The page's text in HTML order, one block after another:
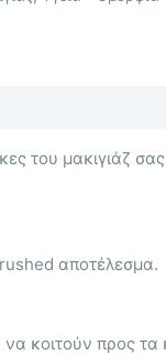
του μακιγιάζ
αποτέλεσμα.
να κοιτούν προς